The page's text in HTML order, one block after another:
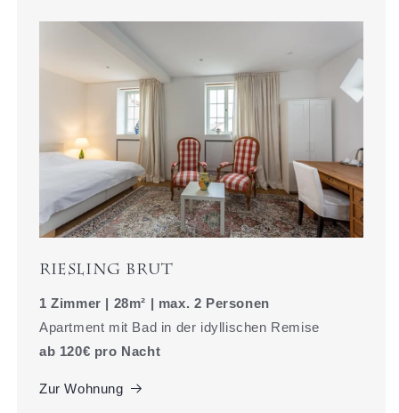
Riesling Brut
1 Zimmer | 28m² | max. 2 Personen
Apartment mit Bad in der idyllischen Remise
ab 120€ pro Nacht
Zur Wohnung